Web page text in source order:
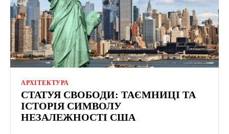
АРХІТЕКТУРА
СТАТУЯ СВОБОДИ: ТАЄМНИЦІ ТА
ІСТОРІЯ СИМВОЛУ
НЕЗАЛЕЖНОСТІ США